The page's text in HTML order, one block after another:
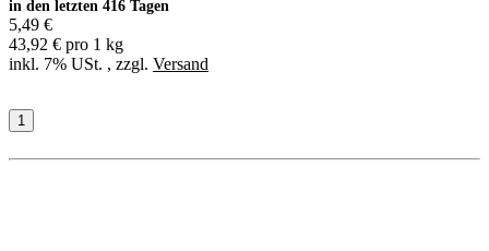
in den letzten 416 Tagen
5,49 €
43,92 € pro 1 kg
inkl. 7% USt. , zzgl. Versand